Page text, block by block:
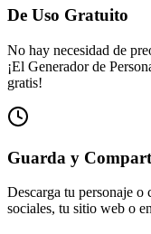
De Uso Gratuito
No hay necesidad de
¡El Generador de
gratis!
Guarda y
Descarga tu personaje o
sociales, tu sitio web o